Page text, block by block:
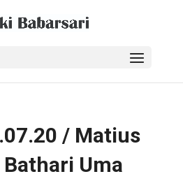
/ Matius
Uma